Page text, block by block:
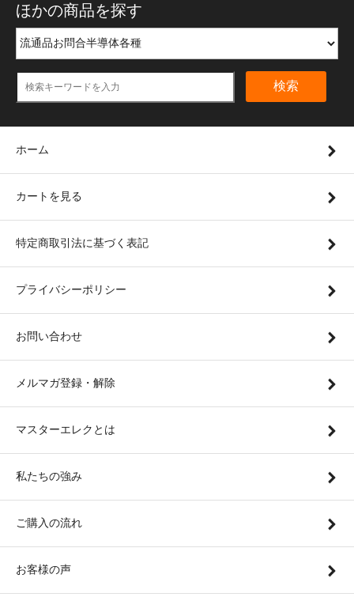
ほかの商品を探す
検索
ホーム
カートを見る
特定商取引法に基づく表記
プライバシーポリシー
お問い合わせ
メルマガ登録・解除
マスターエレクとは
私たちの強み
ご購入の流れ
お客様の声